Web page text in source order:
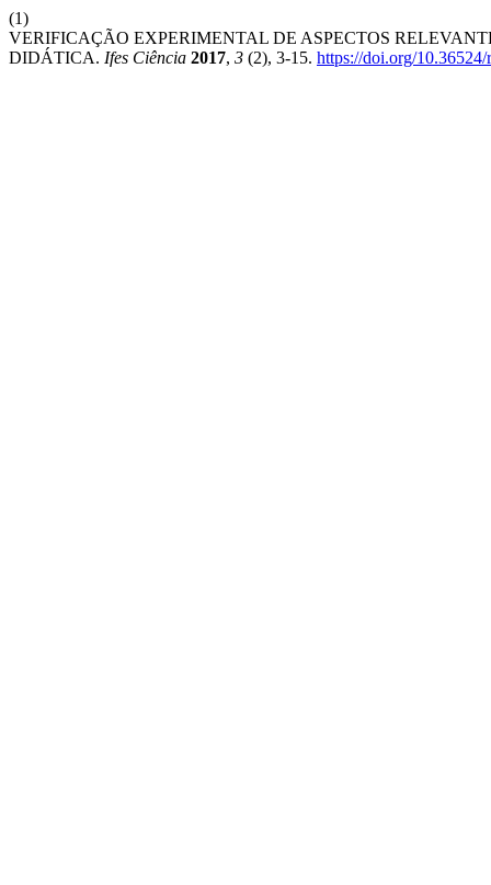
(1)
VERIFICAÇÃO EXPERIMENTAL DE ASPECTOS
DIDÁTICA. Ifes Ciência 2017, 3 (2), 3-15. https://doi.org/